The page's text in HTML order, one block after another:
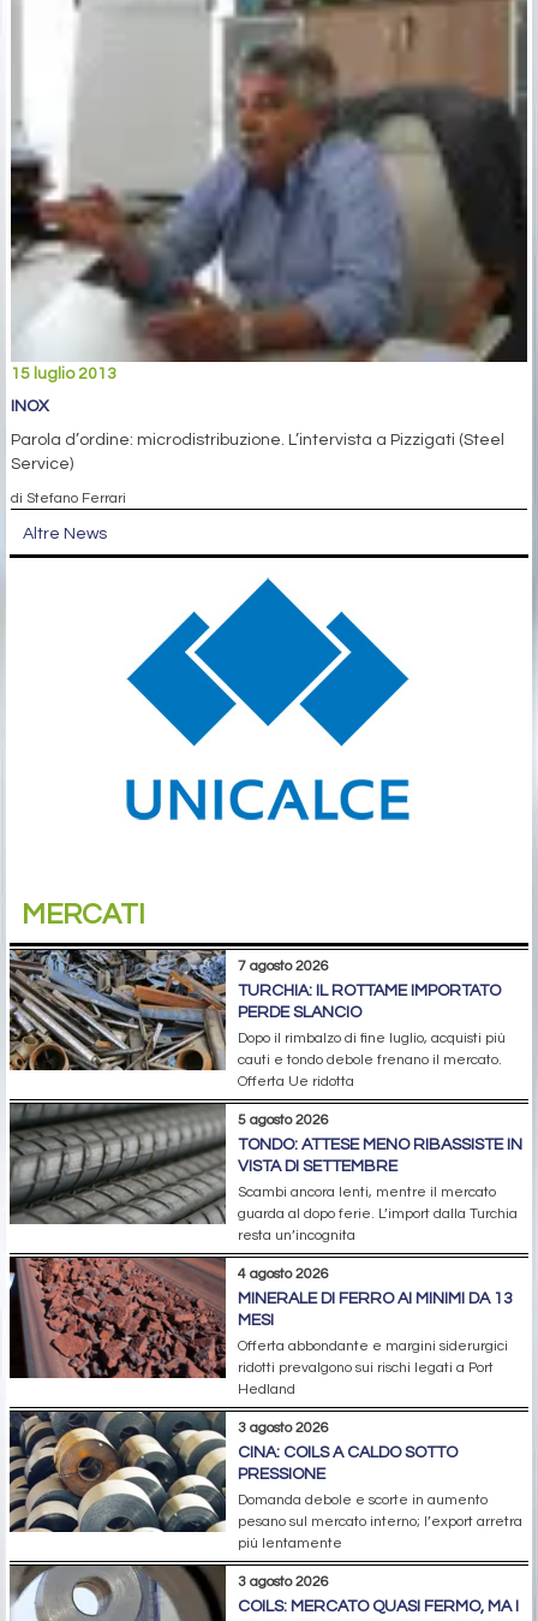
15 luglio 2013
INOX
Parola d’ordine: microdistribuzione. L’intervista a Pizzigati (Steel
Service)
di Stefano Ferrari
Altre News
MERCATI
7 agosto 2026
TURCHIA: IL ROTTAME IMPORTATO
PERDE SLANCIO
Dopo il rimbalzo di fine luglio, acquisti più
cauti e tondo debole frenano il mercato.
Offerta Ue ridotta
5 agosto 2026
TONDO: ATTESE MENO RIBASSISTE IN
VISTA DI SETTEMBRE
Scambi ancora lenti, mentre il mercato
guarda al dopo ferie. L’import dalla Turchia
resta un’incognita
4 agosto 2026
MINERALE DI FERRO AI MINIMI DA 13
MESI
Offerta abbondante e margini siderurgici
ridotti prevalgono sui rischi legati a Port
Hedland
3 agosto 2026
CINA: COILS A CALDO SOTTO
PRESSIONE
Domanda debole e scorte in aumento
pesano sul mercato interno; l’export arretra
più lentamente
3 agosto 2026
COILS: MERCATO QUASI FERMO, MA I